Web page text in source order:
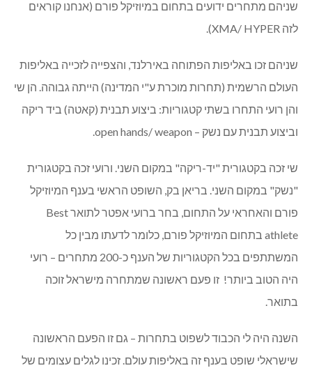
שניהם מתחרים ידועים בתחום במיוזיקל פורם (אנחנו קוראים
לזה XMA/ HYPER
).
שניהם זכו באליפות הפתוחה באירלנד, והצפייה לזכייה באליפות
העולם הרשמית (תחרות מוכרת ע"י המדינה) הייתה גבוהה. הן שי
והן רועי התחרו בשתי קטגוריות: ביצוע תבנית (קאטה) ביד ריקה
וביצוע תבנית עם נשק – open hands/ weapon
.
שי זכה בקטגורית "יד-ריקה" במקום השני. ורועי זכה בקטגורית
"נשק" במקום השני. בריאן בק, השופט הראשי בענף המיוזיקל
פורם והאחראי על התחום, בחר ברועי אפטר לתוארBest
athlete בתחום המיוזיקל פורם, כלומר לדעתו מבין כל
המשתתפים בכל הקטגוריות של הענף כ-200 מתחרים – רועי
היה הטוב ביותר! זו פעם ראשונה שמתחרה מישראל זוכה
בתואר.
השנה היה לי הכבוד לשפוט בתחרות – גם זו הפעם הראשונה
שישראלי שופט בענף זה באליפות עולם. זכינו לגלים עצומים של